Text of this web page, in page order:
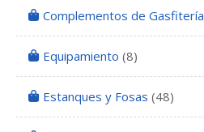
Complementos de Gasfitería
Equipamiento (8)
Estanques y Fosas (48)